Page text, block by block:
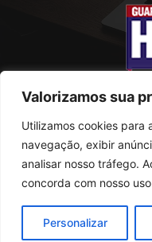
Valorizamos sua
Utilizamos cookies para
navegação, exibir
analisar nosso tráfego.
concorda com nosso
Personalizar
Rua